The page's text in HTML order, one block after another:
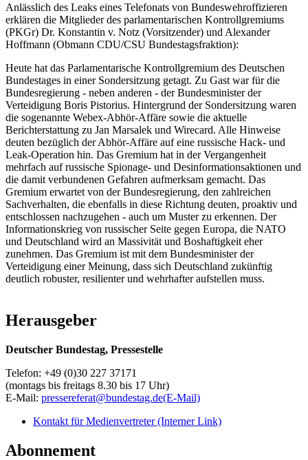
Anlässlich des Leaks eines Telefonats von Bundeswehroffizieren
erklären die Mitglieder des parlamentarischen Kontrollgremiums
(PKGr) Dr. Konstantin v. Notz (Vorsitzender) und Alexander
Hoffmann (Obmann CDU/CSU Bundestagsfraktion):
Heute hat das Parlamentarische Kontrollgremium des Deutschen
Bundestages in einer Sondersitzung getagt. Zu Gast war für die
Bundesregierung - neben anderen - der Bundesminister der
Verteidigung Boris Pistorius. Hintergrund der Sondersitzung waren
die sogenannte Webex-Abhör-Affäre sowie die aktuelle
Berichterstattung zu Jan Marsalek und Wirecard. Alle Hinweise
deuten bezüglich der Abhör-Affäre auf eine russische Hack- und
Leak-Operation hin. Das Gremium hat in der Vergangenheit
mehrfach auf russische Spionage- und Desinformationsaktionen und
die damit verbundenen Gefahren aufmerksam gemacht. Das
Gremium erwartet von der Bundesregierung, den zahlreichen
Sachverhalten, die ebenfalls in diese Richtung deuten, proaktiv und
entschlossen nachzugehen - auch um Muster zu erkennen. Der
Informationskrieg von russischer Seite gegen Europa, die NATO
und Deutschland wird an Massivität und Boshaftigkeit eher
zunehmen. Das Gremium ist mit dem Bundesminister der
Verteidigung einer Meinung, dass sich Deutschland zukünftig
deutlich robuster, resilienter und wehrhafter aufstellen muss.
Herausgeber
Deutscher Bundestag, Pressestelle
Telefon: +49 (0)30 227 37171
(montags bis freitags 8.30 bis 17 Uhr)
E-Mail: pressereferat@bundestag.de(E-Mail)
Kontakt für Medienvertreter(Interner Link)
Abonnement